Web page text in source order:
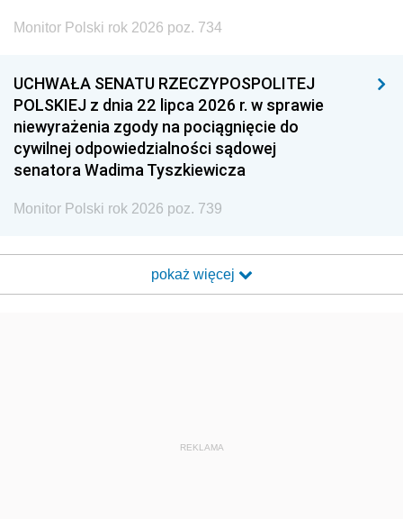
Monitor Polski rok 2026 poz. 734
UCHWAŁA SENATU RZECZYPOSPOLITEJ
POLSKIEJ z dnia 22 lipca 2026 r. w sprawie
niewyrażenia zgody na pociągnięcie do
cywilnej odpowiedzialności sądowej
senatora Wadima Tyszkiewicza
Monitor Polski rok 2026 poz. 739
pokaż więcej
REKLAMA